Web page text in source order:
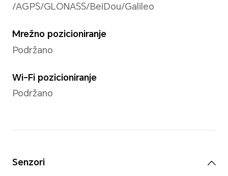
razlikovati ovisno o različitom
zapisa.
Snimanje videozapisa
Podržava snimanje 1080P
od režima snimanja video zapisa.